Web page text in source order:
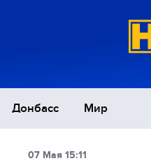
Донбасс Мир
07 Мая 15:11